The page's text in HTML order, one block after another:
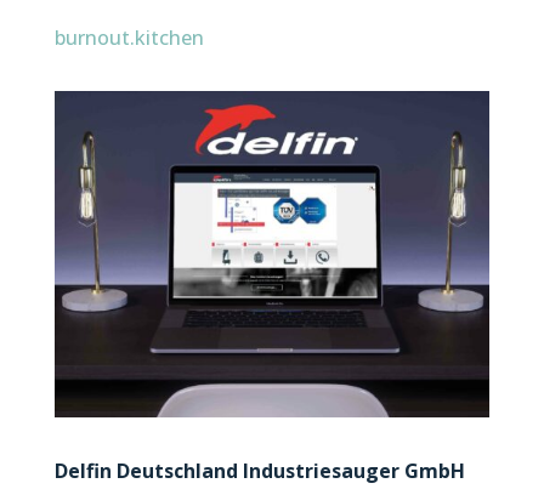
burnout.kitchen
Delfin Deutschland Industriesauger GmbH